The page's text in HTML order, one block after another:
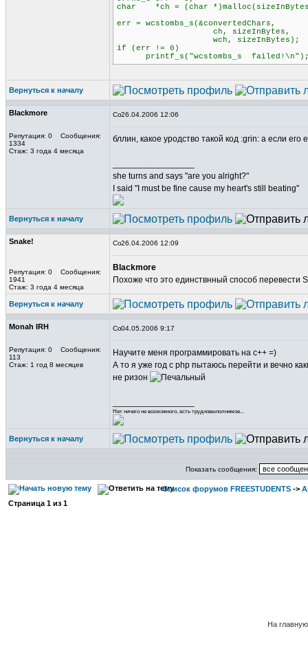
char *ch = (char
err = wcstombs_s(&convertedChars,
ch, sizeInBytes,
wch, sizeInBytes);
if (err != 0)
printf_s("wcstombs_s
Вернуться к началу
Blackmore
Репутация: 0 Сообщения:
1334
Стаж: 3 года 4 месяца
26.04.2006 12:06
бллин, какое уродство такой код :grin: а если
she turns and says "are you alright?"
I said "I must be fine cause my heart's still beating"
Вернуться к началу
Snake!
Репутация: 0 Сообщения:
1941
Стаж: 3 года 4 месяца
26.04.2006 12:09
Blackmore
Похоже что это единствнный способ перевести
Вернуться к началу
Monah IRH
Репутация: 0 Сообщения:
113
Стаж: 1 год 8 месяцев
04.05.2006 9:17
Научите меня программировать на c++ =)
А то я уже год с php пытаюсь перейти и вечно
не ризон
Нет ничего не возможного, есть трудновыполнимое...
Вернуться к началу
Показать сообщения:
Список форумов FREESTUDENTS ->
Страница 1 из 1
На